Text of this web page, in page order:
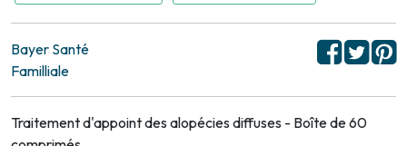
Bayer Santé
Familliale
Traitement d'appoint des alopécies diffuses - Boîte de 60